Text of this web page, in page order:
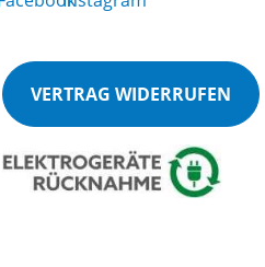
VERTRAG WIDERRUFEN